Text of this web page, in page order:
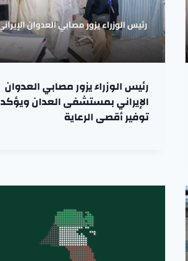
رئيس الوزراء يزور مصابي العدوان
الإيراني بمستشفى العدان ويؤكد
توفير أقصى الرعاية